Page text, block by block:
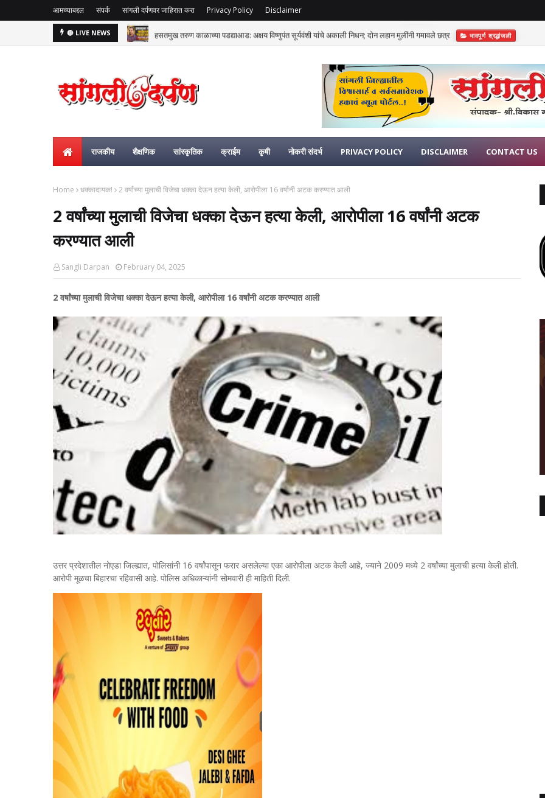
आमच्याबद्दल संपर्क सांगली दर्पणवर जाहिरात करा Privacy Policy Disclaimer
🔴 LIVE NEWS हसतमुख तरुण काळाच्या पडद्याआड: अक्षय विष्णुपंत सूर्यवंशी यांचे अकाली निधन; दोन लहान मुलींनी गमावले छत्र भावपूर्ण श्रद्धांजली
राजकीय शैक्षणिक सांस्कृतिक क्राईम कृषी नोकरी संदर्भ PRIVACY POLICY DISCLAIMER CONTACT US
Home धक्कादायक! 2 वर्षांच्या मुलाची विजेचा धक्का देऊन हत्या केली, आरोपीला 16 वर्षांनी अटक करण्यात आली
2 वर्षांच्या मुलाची विजेचा धक्का देऊन हत्या केली, आरोपीला 16 वर्षांनी अटक
करण्यात आली
Sangli Darpan February 04, 2025
2 वर्षांच्या मुलाची विजेचा धक्का देऊन हत्या केली, आरोपीला 16 वर्षांनी अटक करण्यात आली
उत्तर प्रदेशातील नोएडा जिल्ह्यात, पोलिसांनी 16 वर्षांपासून फरार असलेल्या एका आरोपीला अटक केली आहे, ज्याने 2009 मध्ये 2 वर्षांच्या मुलाची हत्या केली होती.
आरोपी मूळचा बिहारचा रहिवासी आहे. पोलिस अधिकाऱ्यांनी सोमवारी ही माहिती दिली.